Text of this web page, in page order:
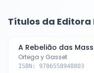
Títulos da Editora
A Rebelião das
Ortega y Gasset
ISBN: 9786558948803